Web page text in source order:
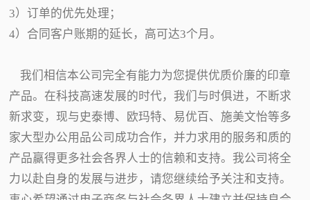
3）订单的优先处理；
4）合同客户账期的延长，高可达3个月。
我们相信本公司完全有能力为您提供优质价廉的印章
产品。在科技高速发展的时代，我们与时俱进，不断求
新求变，现与史泰博、欧玛特、易优百、施美文怡等多
家大型办公用品公司成功合作，并力求用的服务和质的
产品赢得更多社会各界人士的信赖和支持。我公司将全
力以赴自身的发展与进步，请您继续给予关注和支持。